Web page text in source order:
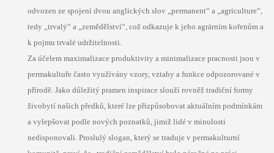
odvozen ze spojení dvou anglických slov „permanent“ a „agriculture“,
tedy „trvalý“ a „zemědělství“, což odkazuje k jeho agrárním kořenům a
k pojmu trvalé udržitelnosti.
Za účelem maximalizace produktivity a minimalizace pracnosti jsou v
permakultuře často využívány vzory, vztahy a funkce odpozorované v
přírodě. Jako důležitý pramen inspirace slouží rovněž tradiční formy
živobytí našich předků, které lze přizpůsobovat aktuálním podmínkám
a vylepšovat podle nových poznatků, jimiž lidé v minulosti
nedisponovali. Proslulý slogan, který se traduje v permakulturní